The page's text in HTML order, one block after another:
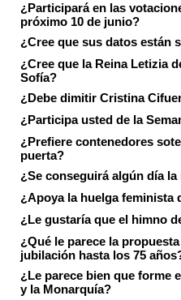
¿Participará en las
próximo 10 de junio?
¿Cree que sus datos están
¿Cree que la Reina Letizia
Sofía?
¿Debe dimitir Cristina
¿Participa usted de la
¿Prefiere contenedores
puerta?
¿Se conseguirá algún día
¿Apoya la huelga feminista
¿Le gustaría que el himno
¿Qué le parece la
jubilación hasta los 75
¿Le parece bien que forme
y la Monarquía?